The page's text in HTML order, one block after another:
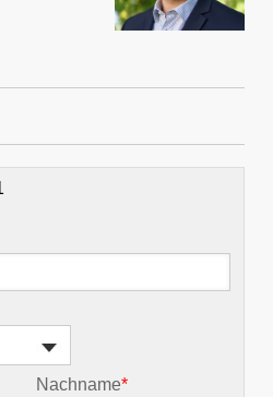
Nachname*